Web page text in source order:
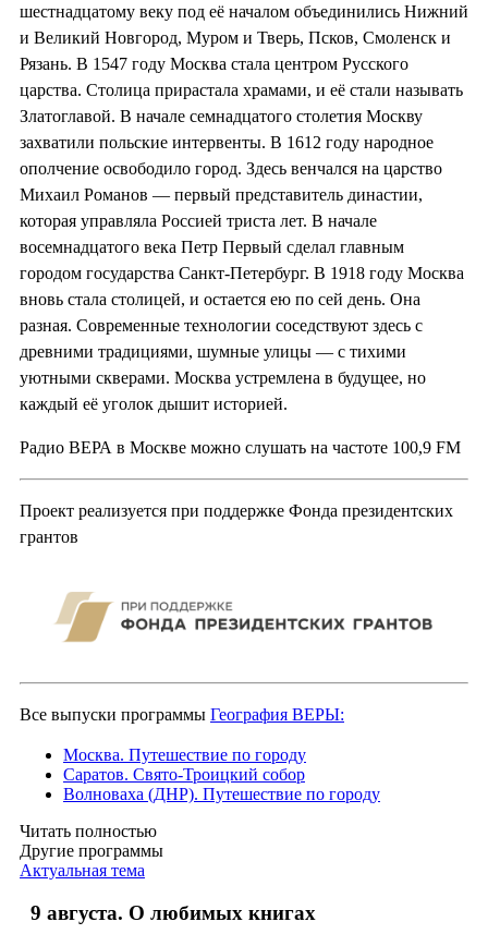
шестнадцатому веку под её началом объединились Нижний
и Великий Новгород, Муром и Тверь, Псков, Смоленск и
Рязань. В 1547 году Москва стала центром Русского
царства. Столица прирастала храмами, и её стали называть
Златоглавой. В начале семнадцатого столетия Москву
захватили польские интервенты. В 1612 году народное
ополчение освободило город. Здесь венчался на царство
Михаил Романов — первый представитель династии,
которая управляла Россией триста лет. В начале
восемнадцатого века Петр Первый сделал главным
городом государства Санкт-Петербург. В 1918 году Москва
вновь стала столицей, и остается ею по сей день. Она
разная. Современные технологии соседствуют здесь с
древними традициями, шумные улицы — с тихими
уютными скверами. Москва устремлена в будущее, но
каждый её уголок дышит историей.
Радио ВЕРА в Москве можно слушать на частоте 100,9 FM
Проект реализуется при поддержке Фонда президентских
грантов
Все выпуски программы География ВЕРЫ:
Москва. Путешествие по городу
Саратов. Свято-Троицкий собор
Волноваха (ДНР). Путешествие по городу
Читать полностью
Другие программы
Актуальная тема
9 августа. О любимых книгах